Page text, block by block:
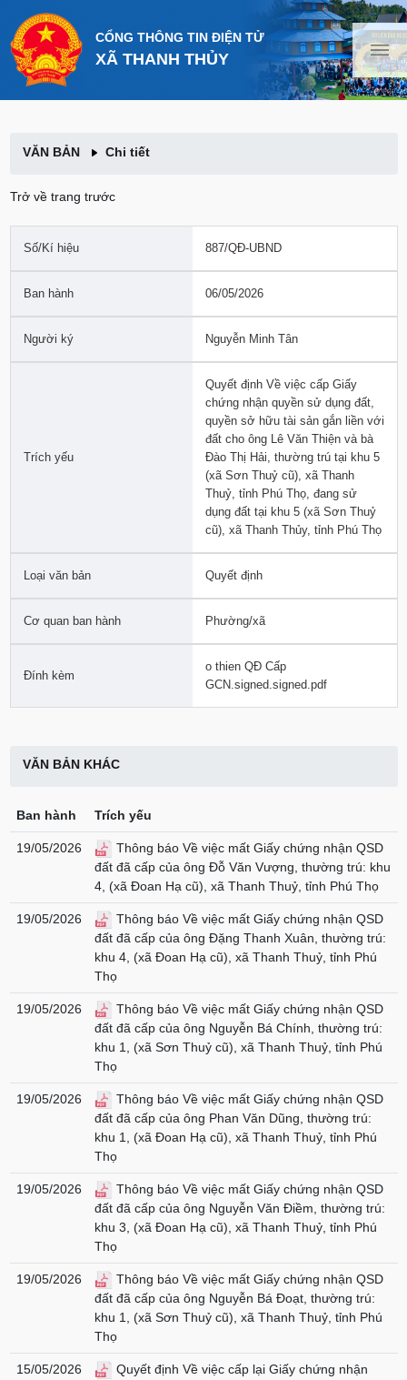
CỔNG THÔNG TIN ĐIỆN TỬ
XÃ THANH THỦY
VĂN BẢN Chi tiết
Trở về trang trước
Số/Kí hiệu 887/QĐ-UBND
Ban hành 06/05/2026
Người ký Nguyễn Minh Tân
Trích yếu
Quyết định Về việc cấp Giấy
chứng nhận quyền sử dụng đất,
quyền sở hữu tài sản gắn liền với
đất cho ông Lê Văn Thiện và bà
Đào Thị Hải, thường trú tại khu 5
(xã Sơn Thuỷ cũ), xã Thanh
Thuỷ, tỉnh Phú Thọ, đang sử
dụng đất tại khu 5 (xã Sơn Thuỷ
cũ), xã Thanh Thủy, tỉnh Phú Thọ
Loại văn bản Quyết định
Cơ quan ban hành Phường/xã
Đính kèm
o thien QĐ Cấp
GCN.signed.signed.pdf
VĂN BẢN KHÁC
Ban hành Trích yếu
19/05/2026
Thông báo Về việc mất Giấy chứng nhận QSD
đất đã cấp của ông Đỗ Văn Vượng, thường trú: khu
4, (xã Đoan Hạ cũ), xã Thanh Thuỷ, tỉnh Phú Thọ
19/05/2026
Thông báo Về việc mất Giấy chứng nhận QSD
đất đã cấp của ông Đặng Thanh Xuân, thường trú:
khu 4, (xã Đoan Hạ cũ), xã Thanh Thuỷ, tỉnh Phú
Thọ
19/05/2026
Thông báo Về việc mất Giấy chứng nhận QSD
đất đã cấp của ông Nguyễn Bá Chính, thường trú:
khu 1, (xã Sơn Thuỷ cũ), xã Thanh Thuỷ, tỉnh Phú
Thọ
19/05/2026
Thông báo Về việc mất Giấy chứng nhận QSD
đất đã cấp của ông Phan Văn Dũng, thường trú:
khu 1, (xã Đoan Hạ cũ), xã Thanh Thuỷ, tỉnh Phú
Thọ
19/05/2026
Thông báo Về việc mất Giấy chứng nhận QSD
đất đã cấp của ông Nguyễn Văn Điềm, thường trú:
khu 3, (xã Đoan Hạ cũ), xã Thanh Thuỷ, tỉnh Phú
Thọ
19/05/2026
Thông báo Về việc mất Giấy chứng nhận QSD
đất đã cấp của ông Nguyễn Bá Đoạt, thường trú:
khu 1, (xã Sơn Thuỷ cũ), xã Thanh Thuỷ, tỉnh Phú
Thọ
15/05/2026
Quyết định Về việc cấp lại Giấy chứng nhận